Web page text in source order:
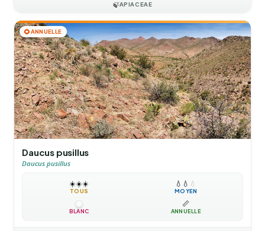
🍃APIACEAE
🌻ANNUELLE
Daucus pusillus
Daucus pusillus
☀️☀️☀️
TOUS
💧 💧 💧
MOYEN
BLANC
📏
ANNUELLE